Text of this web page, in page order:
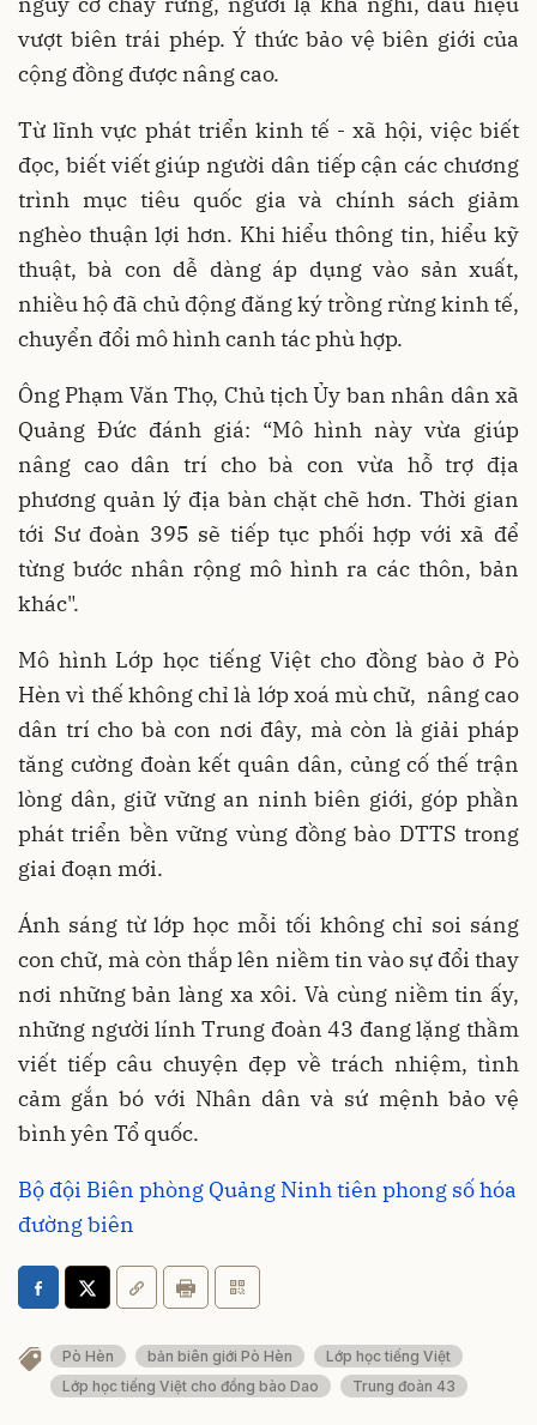
vượt biên trái phép. Ý thức bảo vệ biên giới của
cộng đồng được nâng cao.
Từ lĩnh vực phát triển kinh tế - xã hội, việc biết
đọc, biết viết giúp người dân tiếp cận các chương
trình mục tiêu quốc gia và chính sách giảm
nghèo thuận lợi hơn. Khi hiểu thông tin, hiểu kỹ
thuật, bà con dễ dàng áp dụng vào sản xuất,
nhiều hộ đã chủ động đăng ký trồng rừng kinh tế,
chuyển đổi mô hình canh tác phù hợp.
Ông Phạm Văn Thọ, Chủ tịch Ủy ban nhân dân xã
Quảng Đức đánh giá: “Mô hình này vừa giúp
nâng cao dân trí cho bà con vừa hỗ trợ địa
phương quản lý địa bàn chặt chẽ hơn. Thời gian
tới Sư đoàn 395 sẽ tiếp tục phối hợp với xã để
từng bước nhân rộng mô hình ra các thôn, bản
khác".
Mô hình Lớp học tiếng Việt cho đồng bào ở Pò
Hèn vì thế không chỉ là lớp xoá mù chữ, nâng cao
dân trí cho bà con nơi đây, mà còn là giải pháp
tăng cường đoàn kết quân dân, củng cố thế trận
lòng dân, giữ vững an ninh biên giới, góp phần
phát triển bền vững vùng đồng bào DTTS trong
giai đoạn mới.
Ánh sáng từ lớp học mỗi tối không chỉ soi sáng
con chữ, mà còn thắp lên niềm tin vào sự đổi thay
nơi những bản làng xa xôi. Và cùng niềm tin ấy,
những người lính Trung đoàn 43 đang lặng thầm
viết tiếp câu chuyện đẹp về trách nhiệm, tình
cảm gắn bó với Nhân dân và sứ mệnh bảo vệ
bình yên Tổ quốc.
Bộ đội Biên phòng Quảng Ninh tiên phong số hóa
đường biên
Pò Hèn bản biên giới Pò Hèn
Lớp học tiếng Việt
Lớp học tiếng Việt cho đồng bào Dao
Trung đoàn 43